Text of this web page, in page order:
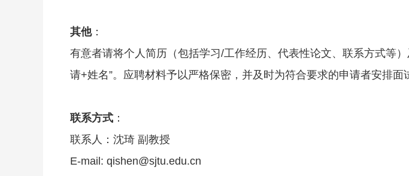
其他：
有意者请将个人简历（包括学习/工作经历、代表性论文、联系方式等
请+姓名”。应聘材料予以严格保密，并及时为符合要求的申请者安排面
联系方式 ：
联系人：沈琦 副教授
E-mail: qishen@sjtu.edu.cn